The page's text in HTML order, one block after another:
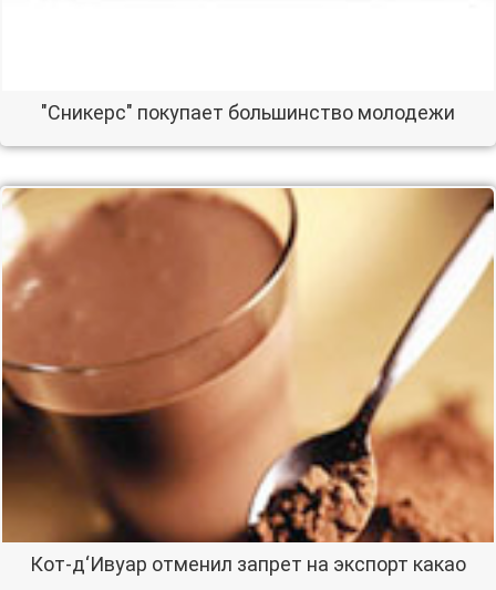
"Сникерс" покупает большинство молодежи
Кот-д‘Ивуар отменил запрет на экспорт какао